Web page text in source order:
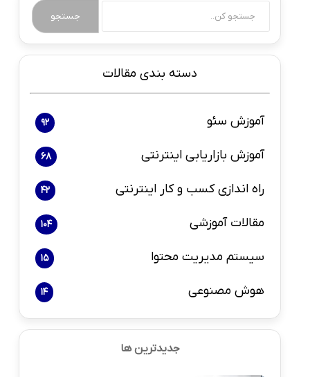
تجربه کاربری بسیار حیاتی است.
جستجو
دسته بندی مقالات
آموزش سئو 92
آموزش بازاریابی اینترنتی 68
راه اندازی کسب و کار اینترنتی 42
مقالات آموزشی 104
سیستم مدیریت محتوا 15
هوش مصنوعی 14
جدیدترین ها